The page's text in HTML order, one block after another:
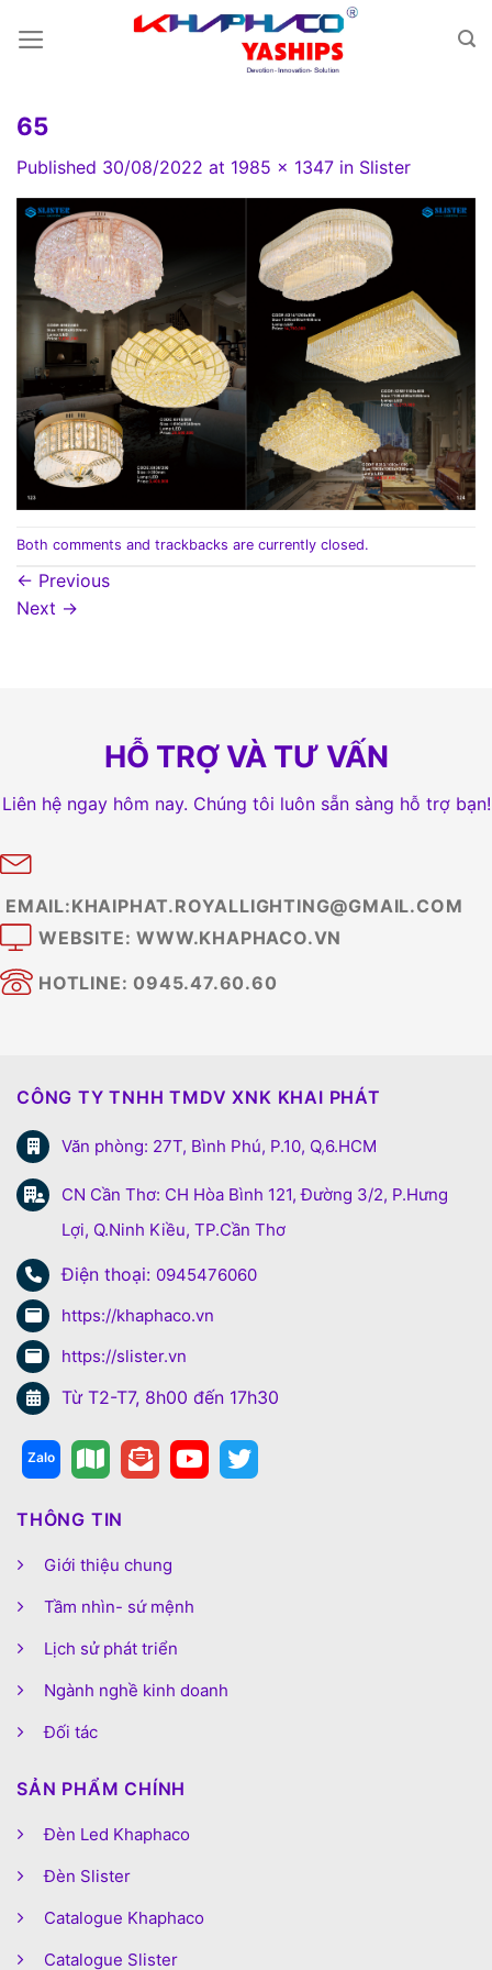
65
Published 30/08/2022 at 1985 × 1347 in Slister
Both comments and trackbacks are currently closed.
← Previous
Next →
HỖ TRỢ VÀ TƯ VẤN
Liên hệ ngay hôm nay. Chúng tôi luôn sẵn sàng hỗ trợ bạn!
EMAIL:KHAIPHAT.ROYALLIGHTING@GMAIL.COM
WEBSITE: WWW.KHAPHACO.VN
HOTLINE: 0945.47.60.60
CÔNG TY TNHH TMDV XNK KHAI PHÁT
Văn phòng: 27T, Bình Phú, P.10, Q,6.HCM
CN Cần Thơ: CH Hòa Bình 121, Đường 3/2, P.Hưng
Lợi, Q.Ninh Kiều, TP.Cần Thơ
Điện thoại: 0945476060
https://khaphaco.vn
https://slister.vn
Từ T2-T7, 8h00 đến 17h30
THÔNG TIN
Giới thiệu chung
Tầm nhìn- sứ mệnh
Lịch sử phát triển
Ngành nghề kinh doanh
Đối tác
SẢN PHẨM CHÍNH
Đèn Led Khaphaco
Đèn Slister
Catalogue Khaphaco
Catalogue Slister